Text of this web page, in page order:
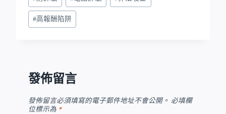
#高報酬陷阱
發佈留言
發佈留言必須填寫的電子郵件地址不會公開。 必填欄
位標示為 *